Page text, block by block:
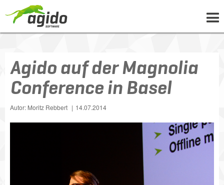
LÖSUNGEN
PROJEKTE
Agido auf der Magnolia
Conference in Basel
Autor: Moritz Rebbert 14.07.2014